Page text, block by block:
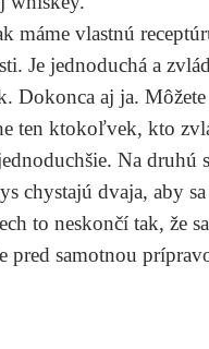
máme vlastnú
Je jednoduchá a
Dokonca aj ja.
ten ktokoľvek, kto
Na druhú
chystajú dvaja, aby
to neskončí tak, že
pred samotnou